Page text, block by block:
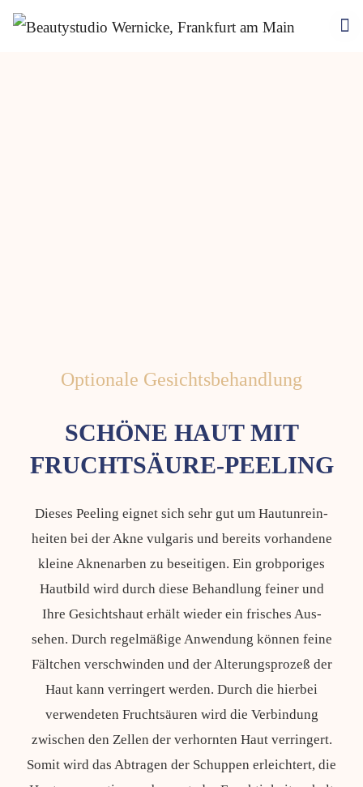
Optionale Gesichtsbehandlung
SCHÖNE HAUT MIT
FRUCHTSÄURE-PEELING
Dieses Peeling eignet sich sehr gut um Haut­un­rein­
heiten bei der Akne vulgaris und bereits vorhandene
kleine Akne­narben zu beseitigen. Ein grobporiges
Haut­bild wird durch diese Behand­lung feiner und
Ihre Gesichts­haut erhält wieder ein frisches Aus­
sehen. Durch regel­mäßige An­wendung können feine
Fältchen ver­schwinden und der Alter­ungs­prozeß der
Haut kann ver­ringert werden. Durch die hierbei
verwendeten Frucht­säuren wird die Verbindung
zwischen den Zellen der ver­hornt­en Haut verringert.
Somit wird das Abtragen der Schuppen er­leicht­ert, die